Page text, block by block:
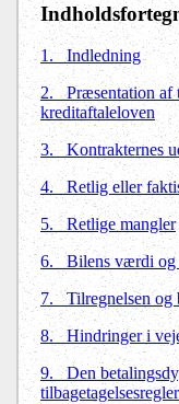
1.
Indledning
2.
Præsentation af
kreditaftaleloven
3.
Kontrakternes
4.
Retlig eller
5.
Retlige mangler
6.
Bilens værdi og
7.
Tilregnelsen og
8.
Hindringer i
9.
Den